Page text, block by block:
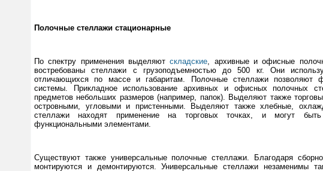
Полочные стеллажи стационарные
По спектру применения выделяютскладские, архивные и офисные
востребованы стеллажи с грузоподъемностью до 500 кг. Они
отличающихся по массе и габаритам. Полочные стеллажи позволяют
системы. Прикладное использование архивных и офисных полочных
предметов небольших размеров (например, папок). Выделяют также
островными, угловыми и пристенными. Выделяют также хлебные,
стеллажи находят применение на торговых точках, и могут
функциональными элементами.
Существуют также универсальные полочные стеллажи. Благодаря
монтируются и демонтируются. Универсальные стеллажи незаменимы